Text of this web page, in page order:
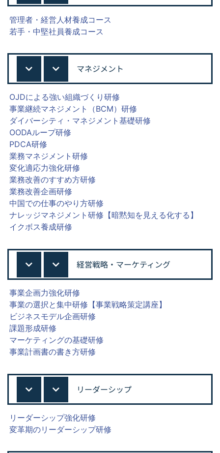
管理者・経営人材養成コース
若手・中堅社員養成コース
マネジメント
OJDによる強い組織づくり研修
事業継続マネジメント（BCM）研修
ダイバーシティ・マネジメント基礎研修
OODAループ研修
PDCA研修
業務マネジメント研修
変化適応力強化研修
業務改善のすすめ方研修
業務改善企画研修
中国での仕事のやり方研修
ナレッジマネジメント研修【暗黙知を見える化する】
イクボス養成研修
経営戦略・マーケティング
事業企画力強化研修
事業の選択と集中研修【事業戦略策定講座】
ビジネスモデル企画研修
課題形成研修
マーケティングの基礎研修
事業計画書の書き方研修
リーダーシップ
リーダーシップ強化研修
変革期のリーダーシップ研修